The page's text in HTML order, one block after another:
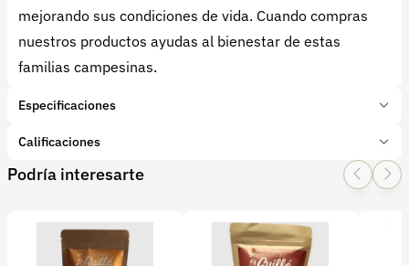
mejorando sus condiciones de vida. Cuando compras
nuestros productos ayudas al bienestar de estas
familias campesinas.
Especificaciones
Marca:
CHOCOART S.A.S.
Tipo de producto:Producto final
Barras y Bombones
Calificaciones
1 Star
2 Star
3 Star4 Star
0 calificaciones
Podría interesarte